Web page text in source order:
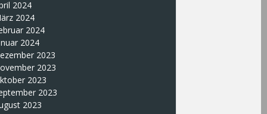
2024
2024
2024
2024
2023
2023
2023
2023
2023